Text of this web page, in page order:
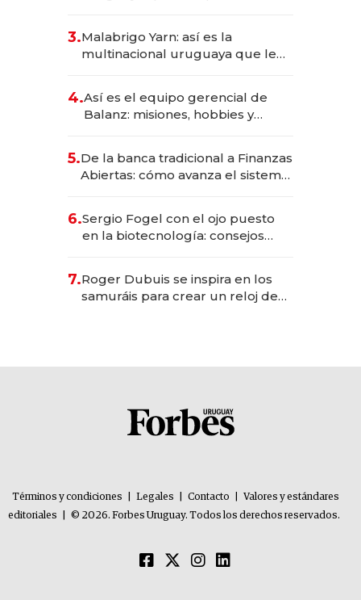
anticipación y prepara apertura
3.Malabrigo Yarn: así es la
multinacional uruguaya que le
4.Así es el equipo gerencial de
Balanz: misiones, hobbies y
5.De la banca tradicional a Finanzas
Abiertas: cómo avanza el sistema
6.Sergio Fogel con el ojo puesto
en la biotecnología: consejos
rol de la IA
7.Roger Dubuis se inspira en los
samuráis para crear un reloj de
Términos y condiciones Legales Contacto
Valores y estándares
editoriales
© 2026. Forbes Uruguay. Todos los derechos reservados.